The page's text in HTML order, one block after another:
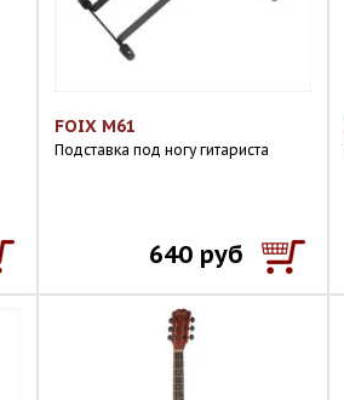
FOIX M61
Подставка под ногу гитариста
640 руб